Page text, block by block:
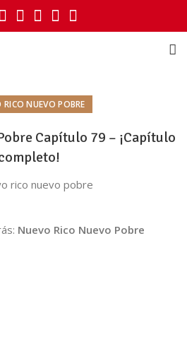
RICO NUEVO POBRE
Capítulo 79 – ¡Capítulo
Nuevo Rico Nuevo Pobre